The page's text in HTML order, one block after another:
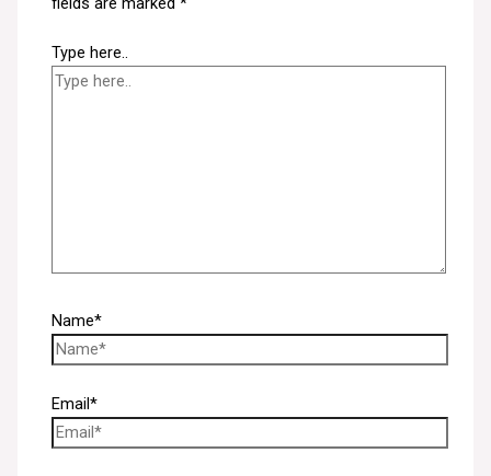
Type here..
Name*
Email*